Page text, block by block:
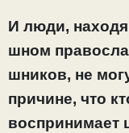
И люди,
шном
шников, не
причине, что
воспринимает